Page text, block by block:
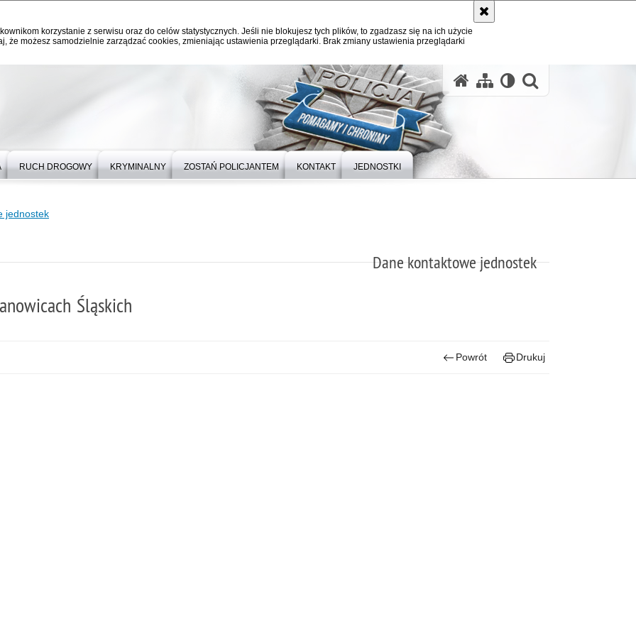
korzystanie z serwisu oraz do celów statystycznych. Jeśli nie blokujesz tych plików, to zgadzasz się na ich użycie
że możesz samodzielnie zarządzać cookies, zmieniając ustawienia przeglądarki. Brak zmiany ustawienia przeglądarki
RUCH DROGOWY KRYMINALNY ZOSTAŃ POLICJANTEM KONTAKT JEDNOSTKI
jednostek
Dane kontaktowe jednostek
Śląskich
Powrót Drukuj